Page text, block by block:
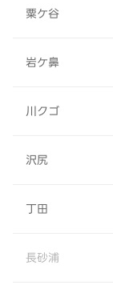
粟ケ谷
岩ケ鼻
川クゴ
沢尻
丁田
長砂浦